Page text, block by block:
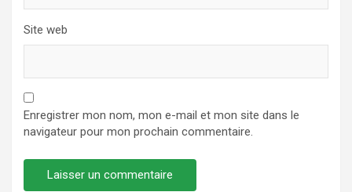
Site web
Enregistrer mon nom, mon e-mail et mon site dans le
navigateur pour mon prochain commentaire.